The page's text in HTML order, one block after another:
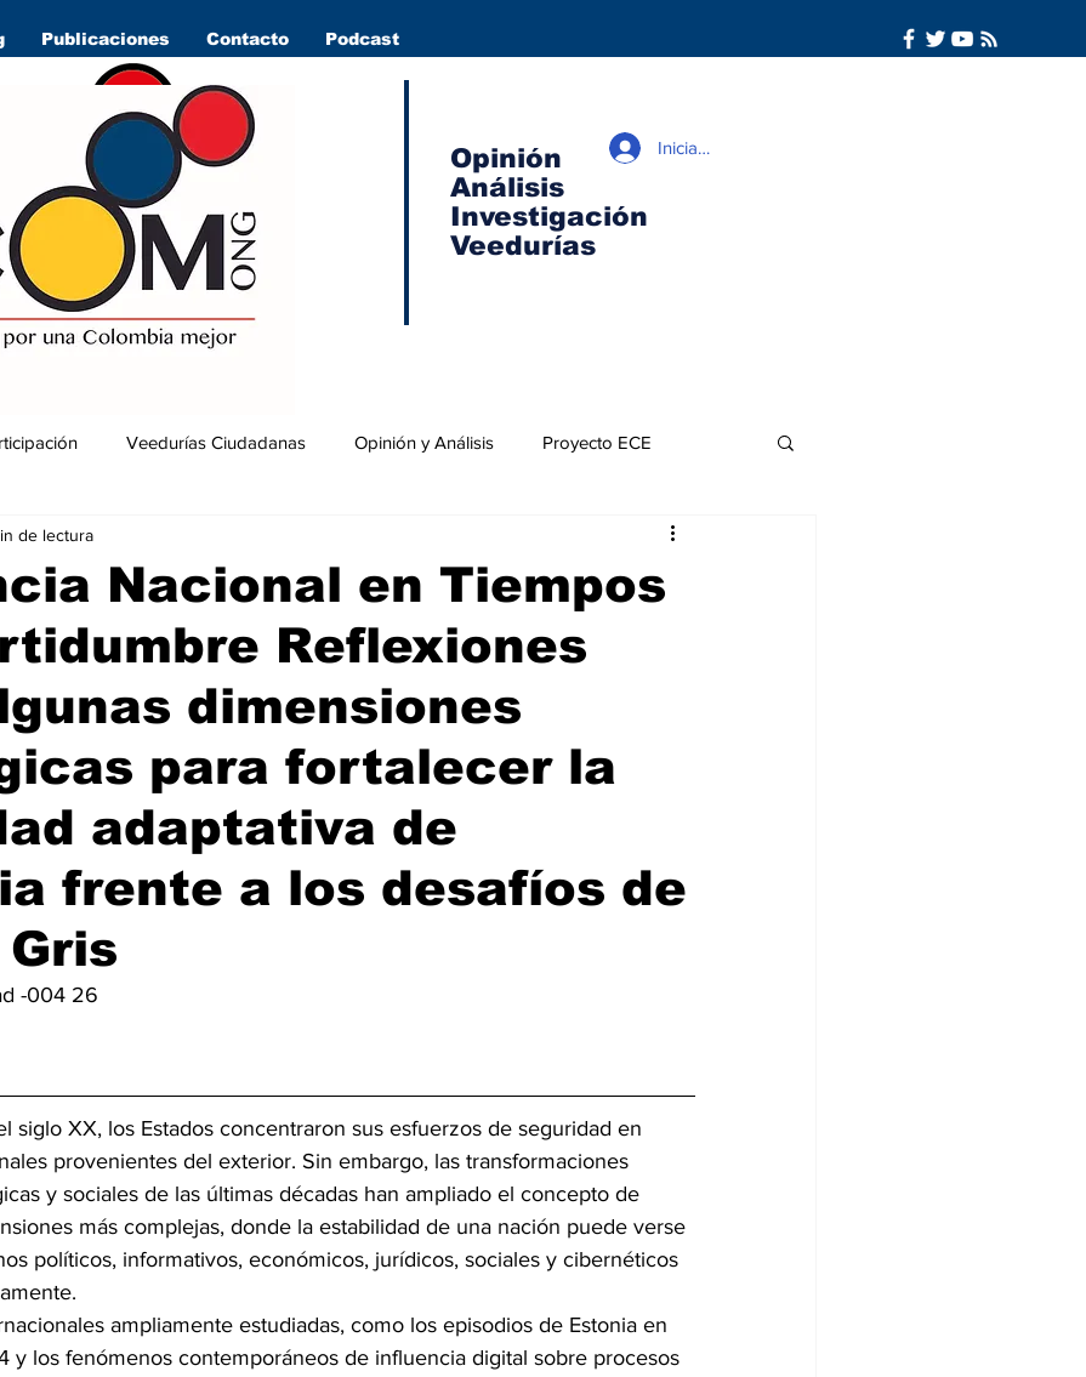
Publicaciones Contacto Podcast
Opinión
Análisis
Investigación
Veedurías
Iniciar sesión
Veedurías Ciudadanas Opinión y Análisis Proyecto ECE
Nacional en Tiempos
Reflexiones
dimensiones
para fortalecer la
adaptativa de
frente a los desafíos de
de lectura
-004 26
siglo XX, los Estados concentraron sus esfuerzos de seguridad en
provenientes del exterior. Sin embargo, las transformaciones
y sociales de las últimas décadas han ampliado el concepto de
más complejas, donde la estabilidad de una nación puede verse
políticos, informativos, económicos, jurídicos, sociales y cibernéticos
ampliamente estudiadas, como los episodios de Estonia en
y los fenómenos contemporáneos de influencia digital sobre procesos